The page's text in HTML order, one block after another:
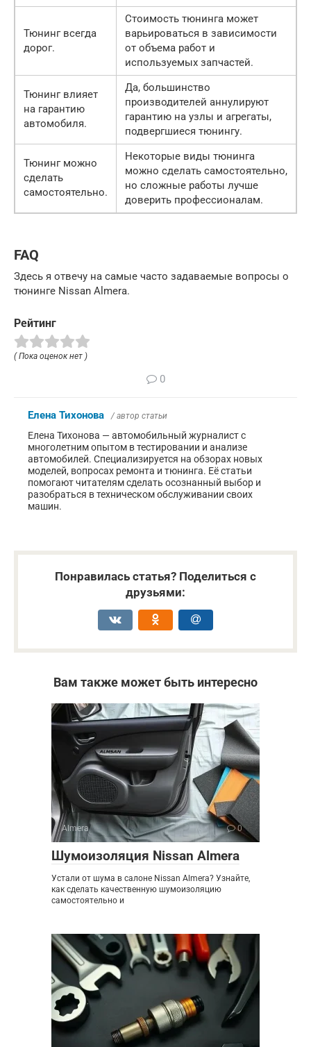
Тюнинг всегда
дорог.
Стоимость тюнинга может
варьироваться в зависимости
от объема работ и
используемых запчастей.
Тюнинг влияет
на гарантию
автомобиля.
Да, большинство
производителей аннулируют
гарантию на узлы и агрегаты,
подвергшиеся тюнингу.
Тюнинг можно
сделать
самостоятельно.
Некоторые виды тюнинга
можно сделать самостоятельно,
но сложные работы лучше
доверить профессионалам.
FAQ
Здесь я отвечу на самые часто задаваемые вопросы о
тюнинге Nissan Almera.
Рейтинг
( Пока оценок нет )
0
Елена Тихонова / автор статьи
Елена Тихонова — автомобильный журналист с
многолетним опытом в тестировании и анализе
автомобилей. Специализируется на обзорах новых
моделей, вопросах ремонта и тюнинга. Её статьи
помогают читателям сделать осознанный выбор и
разобраться в техническом обслуживании своих
машин.
Понравилась статья? Поделиться с
друзьями:
Вам также может быть интересно
Almera 0
Шумоизоляция Nissan Almera
Устали от шума в салоне Nissan Almera? Узнайте,
как сделать качественную шумоизоляцию
самостоятельно и